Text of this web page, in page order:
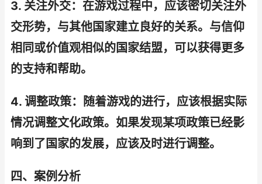
3. 关注外交：在游戏过程中，应该密切关注外
交形势，与其他国家建立良好的关系。与信仰
相同或价值观相似的国家结盟，可以获得更多
的支持和帮助。
4. 调整政策：随着游戏的进行，应该根据实际
情况调整文化政策。如果发现某项政策已经影
响到了国家的发展，应该及时进行调整。
四、案例分析